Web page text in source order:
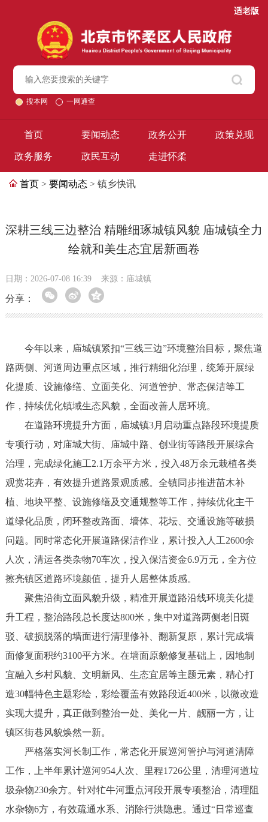
适老版
搜本网 一网通查
首页 要闻动态 政务公开 政策兑现
政务服务 政民互动 走进怀柔
首页 > 要闻动态 > 镇乡快讯
深耕三线三边整治 精雕细琢城镇风貌 庙城镇全力
绘就和美生态宜居新画卷
日期：2026-07-08 16:39 来源：庙城镇
分享：
今年以来，庙城镇紧扣“三线三边”环境整治目标，聚焦道
路两侧、河道周边重点区域，推行精细化治理，统筹开展绿
化提质、设施修缮、立面美化、河道管护、常态保洁等工
作，持续优化镇域生态风貌，全面改善人居环境。
在道路环境提升方面，庙城镇3月启动重点路段环境提质
专项行动，对庙城大街、庙城中路、创业街等路段开展综合
治理，完成绿化施工2.1万余平方米，投入48万余元栽植各类
观赏花卉，有效提升道路景观质感。全镇同步推进苗木补
植、地块平整、设施修缮及交通规整等工作，持续优化主干
道绿化品质，闭环整改路面、墙体、花坛、交通设施等破损
问题。同时常态化开展道路保洁作业，累计投入人工2600余
人次，清运各类杂物70车次，投入保洁资金6.9万元，全方位
擦亮镇区道路环境颜值，提升人居整体质感。
聚焦沿街立面风貌升级，精准开展道路沿线环境美化提
升工程，整治路段总长度达800米，集中对道路两侧老旧斑
驳、破损脱落的墙面进行清理修补、翻新复原，累计完成墙
面修复面积约3100平方米。在墙面原貌修复基础上，因地制
宜融入乡村风貌、文明新风、生态宜居等主题元素，精心打
造30幅特色主题彩绘，彩绘覆盖有效路段近400米，以微改造
实现大提升，真正做到整治一处、美化一片、靓丽一方，让
镇区街巷风貌焕然一新。
严格落实河长制工作，常态化开展巡河管护与河道清障
工作，上半年累计巡河954人次、里程1726公里，清理河道垃
圾杂物230余方。针对牤牛河重点河段开展专项整治，清理阻
水杂物6方，有效疏通水系、消除行洪隐患。通过“日常巡查